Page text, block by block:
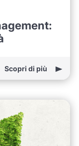
Scopri di più